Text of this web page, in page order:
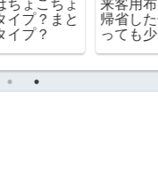
来客用布団はいらな
帰省した子供や孫が
っても少ない寝具で